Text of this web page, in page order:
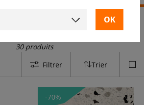
30 produits
Filtrer Trier
-70%